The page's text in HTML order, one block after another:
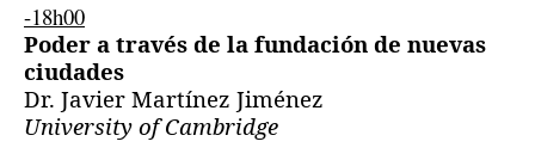
-18h00
Poder a través de la fundación de nuevas
ciudades
Dr. Javier Martínez Jiménez
University of Cambridge